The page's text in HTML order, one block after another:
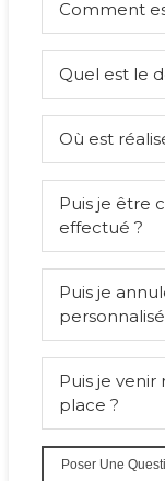
Comment
Quel est le
Où est
Puis je être
effectué ?
Puis je
Puis je
place ?
Poser Une